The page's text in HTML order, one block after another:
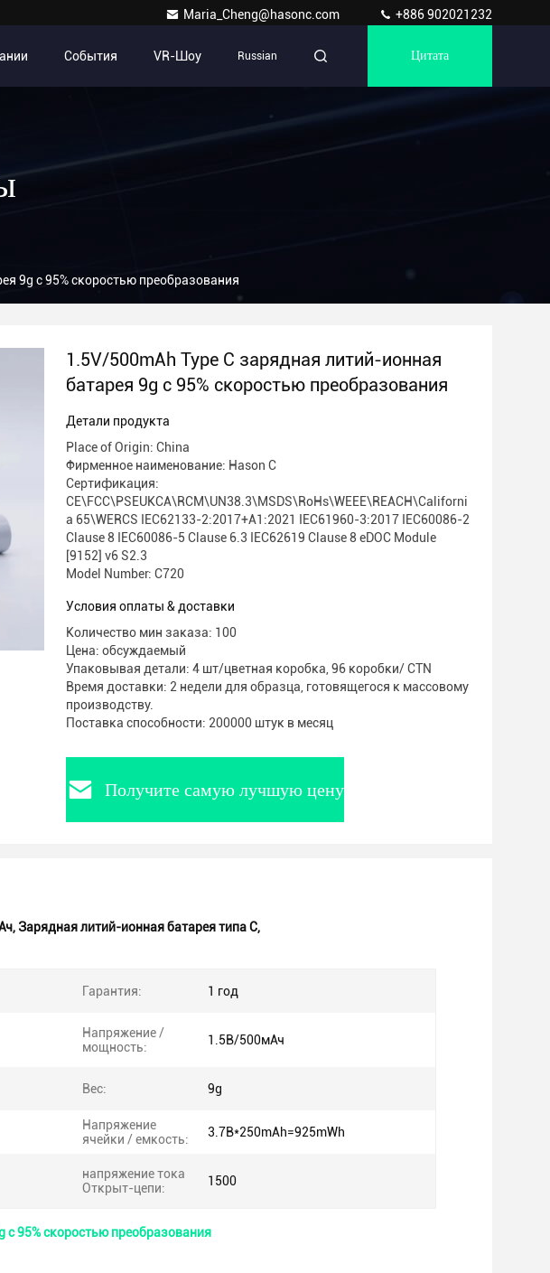
Maria_Cheng@hasonc.com +886 902021232
События VR-Шоу Russian Цитата
9g с 95% скоростью преобразования
1.5V/500mAh Type C зарядная литий-ионная
батарея 9g с 95% скоростью преобразования
Детали продукта
Place of Origin: China
Фирменное наименование: Hason C
Сертификация:
CE\FCC\PSEUKCA\RCM\UN38.3\MSDS\RoHs\WEEE\REACH\Californi
a 65\WERCS IEC62133-2:2017+A1:2021 IEC61960-3:2017 IEC60086-2
Clause 8 IEC60086-5 Clause 6.3 IEC62619 Clause 8 eDOC Module
[9152] v6 S2.3
Model Number: C720
Условия оплаты & доставки
Количество мин заказа: 100
Цена: обсуждаемый
Упаковывая детали: 4 шт/цветная коробка, 96 коробки/ CTN
Время доставки: 2 недели для образца, готовящегося к массовому
производству.
Поставка способности: 200000 штук в месяц
Получите самую лучшую цену
, Зарядная литий-ионная батарея типа C,
Гарантия: 1 год
Напряжение /
мощность:
1.5В/500мАч
Вес: 9g
Напряжение
ячейки / емкость:
3.7В*250mAh=925mWh
напряжение тока
Открыт-цепи:
1500
с 95% скоростью преобразования